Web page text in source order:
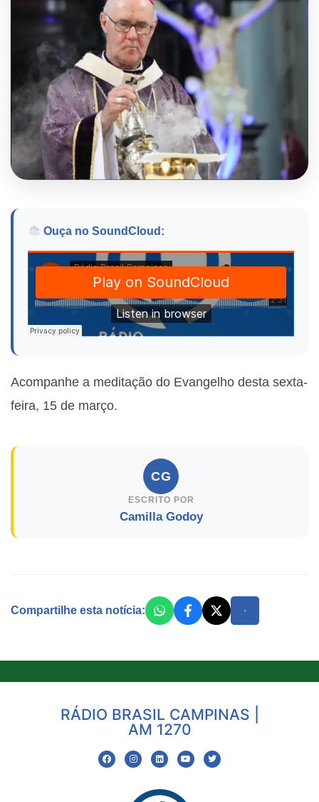
Ouça no SoundCloud:
Acompanhe a meditação do Evangelho desta sexta-
feira, 15 de março.
CG
ESCRITO POR
Camilla Godoy
Compartilhe esta notícia:
RÁDIO BRASIL CAMPINAS |
AM 1270